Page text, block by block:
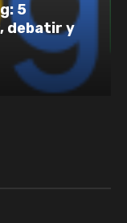
5
debatir y